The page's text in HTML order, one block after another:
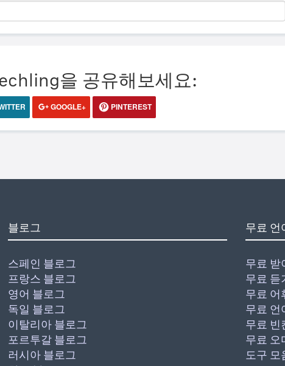
을 공유해보세요:
GOOGLE+ PINTEREST
블로그
스페인 블로그
프랑스 블로그
영어 블로그
독일 블로그
이탈리아 블로그
포르투갈 블로그
러시아 블로그
무료 언
무료 받
무료 듣
무료 어
무료 언
무료 빈
무료 오
도구 모